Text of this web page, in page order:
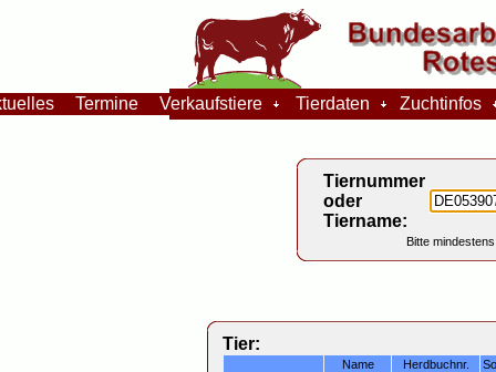
Termine Verkaufstiere Tierdaten Zuchtinfos
Tiernummer
oder
Tiername:
Bitte
Tier:
Name Herdbuchnr.